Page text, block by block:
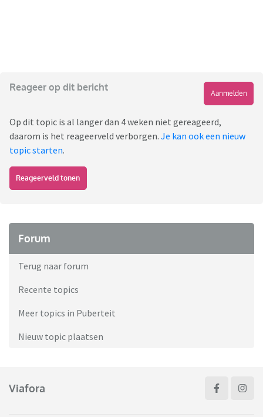
Reageer op dit bericht
Aanmelden
Op dit topic is al langer dan 4 weken niet gereageerd,
daarom is het reageerveld verborgen. Je kan ook een nieuw
topic starten.
Reageerveld tonen
Forum
Terug naar forum
Recente topics
Meer topics in Puberteit
Nieuw topic plaatsen
Viafora